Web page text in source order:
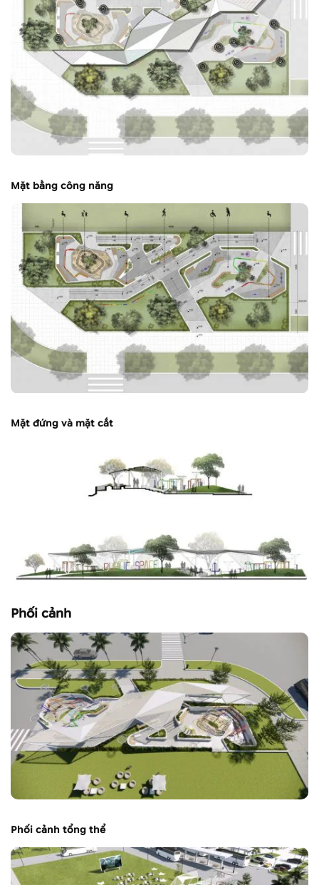
Mặt bằng công năng
Mặt đứng và mặt cắt
Phối cảnh
Phối cảnh tổng thể